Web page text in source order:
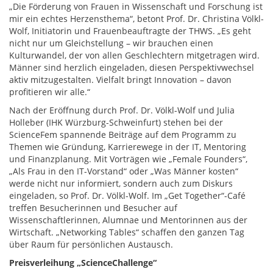
„Die Förderung von Frauen in Wissenschaft und Forschung ist
mir ein echtes Herzensthema“, betont Prof. Dr. Christina Völkl-
Wolf, Initiatorin und Frauenbeauftragte der THWS. „Es geht
nicht nur um Gleichstellung – wir brauchen einen
Kulturwandel, der von allen Geschlechtern mitgetragen wird.
Männer sind herzlich eingeladen, diesen Perspektivwechsel
aktiv mitzugestalten. Vielfalt bringt Innovation – davon
profitieren wir alle.“
Nach der Eröffnung durch Prof. Dr. Völkl-Wolf und Julia
Holleber (IHK Würzburg-Schweinfurt) stehen bei der
ScienceFem spannende Beiträge auf dem Programm zu
Themen wie Gründung, Karrierewege in der IT, Mentoring
und Finanzplanung. Mit Vorträgen wie „Female Founders“,
„Als Frau in den IT-Vorstand“ oder „Was Männer kosten“
werde nicht nur informiert, sondern auch zum Diskurs
eingeladen, so Prof. Dr. Völkl-Wolf. Im „Get Together“-Café
treffen Besucherinnen und Besucher auf
Wissenschaftlerinnen, Alumnae und Mentorinnen aus der
Wirtschaft. „Networking Tables“ schaffen den ganzen Tag
über Raum für persönlichen Austausch.
Preisverleihung „ScienceChallenge“